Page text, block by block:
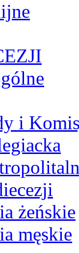
i
żeńskie
męskie